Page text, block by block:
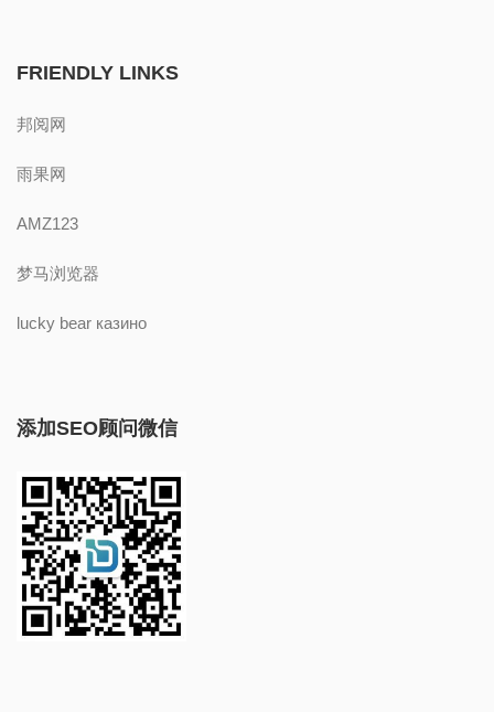
FRIENDLY LINKS
邦阅网
雨果网
AMZ123
梦马浏览器
lucky bear казино
添加SEO顾问微信